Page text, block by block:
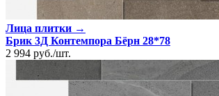
Лица плитки →
Брик 3Д Контемпора Бёрн 28*78
2 994 руб./шт.